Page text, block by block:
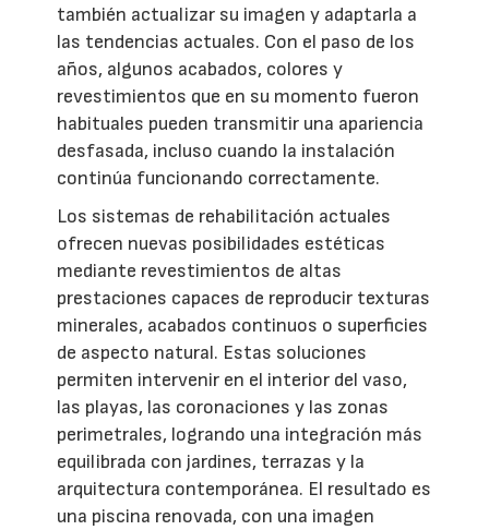
también actualizar su imagen y adaptarla a
las tendencias actuales. Con el paso de los
años, algunos acabados, colores y
revestimientos que en su momento fueron
habituales pueden transmitir una apariencia
desfasada, incluso cuando la instalación
continúa funcionando correctamente.
Los sistemas de rehabilitación actuales
ofrecen nuevas posibilidades estéticas
mediante revestimientos de altas
prestaciones capaces de reproducir texturas
minerales, acabados continuos o superficies
de aspecto natural. Estas soluciones
permiten intervenir en el interior del vaso,
las playas, las coronaciones y las zonas
perimetrales, logrando una integración más
equilibrada con jardines, terrazas y la
arquitectura contemporánea. El resultado es
una piscina renovada, con una imagen